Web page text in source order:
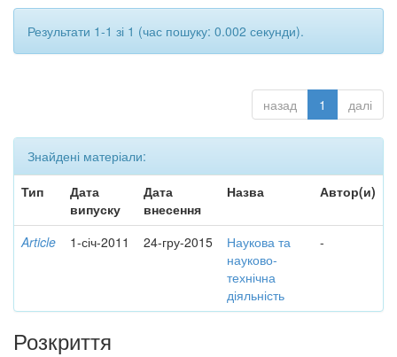
Результати 1-1 зі 1 (час пошуку: 0.002 секунди).
назад 1 далі
Знайдені матеріали:
Тип
Дата
випуску
Дата
внесення
Назва Автор(и)
Article 1-січ-2011 24-гру-2015
Наукова та
науково-
технічна
діяльність
-
Розкриття